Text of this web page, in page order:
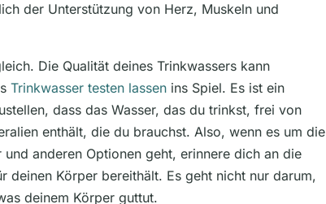
der Unterstützung von Herz, Muskeln und
Die Qualität deines Trinkwassers kann
Trinkwasser testen lassen ins Spiel. Es ist ein
dass das Wasser, das du trinkst, frei von
enthält, die du brauchst. Also, wenn es um die
anderen Optionen geht, erinnere dich an die
deinen Körper bereithält. Es geht nicht nur darum,
deinem Körper guttut.